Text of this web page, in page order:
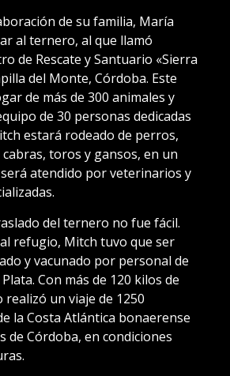
de su familia, María
al ternero, al que llamó
de Rescate y Santuario «Sierra
del Monte, Córdoba. Este
de más de 300 animales y
de 30 personas dedicadas
estará rodeado de perros,
toros y gansos, en un
atendido por veterinarios y
del ternero no fue fácil.
refugio, Mitch tuvo que ser
y vacunado por personal de
Con más de 120 kilos de
un viaje de 1250
la Costa Atlántica bonaerense
de Córdoba, en condiciones